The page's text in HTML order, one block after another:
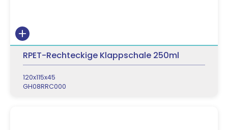
RPET-Rechteckige Klappschale 250ml
120x115x45
GH08RRC000